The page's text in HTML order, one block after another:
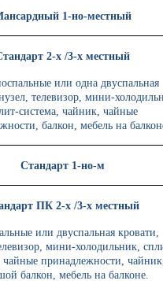
1-но-местный
2-х /3-х местный
или одна двуспальная
телевизор, мини-
система, чайник, чайные
балкон, мебель на
Стандарт 1-но-м
ПК 2-х /3-х местный
или двуспальная кровати,
мини-холодильник,
чайные принадлежности, чайник,
балкон, мебель на балконе.